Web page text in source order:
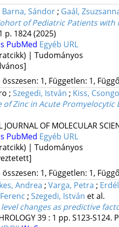
Barna, Sándor; Gaál,
of Pediatric Patients
p. 1824(2025)
PubMed Egyéb URL
| Tudományos
1, Független: 1,
; Szegedi, István ; Kiss,
of Zinc in Acute
JOURNAL OF MOLECULAR
PubMed Egyéb URL
| Tudományos
1, Független: 1,
Andrea ; Varga, Petra ;
; Szegedi, István et al.
changes as predictive
39: 1 pp. S123-S124.